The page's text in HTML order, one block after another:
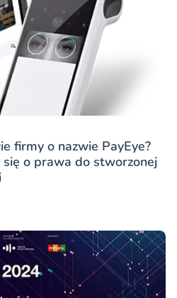
firmy o nazwie PayEye?
się o prawa do stworzonej